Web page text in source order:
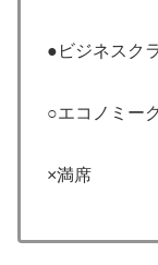
●ビジネスク
○エコノミー
×満席